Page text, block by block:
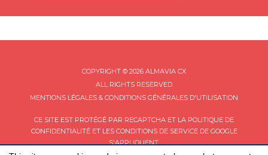
COPYRIGHT © 2026 ALMAVIA CX
ALL RIGHTS RESERVED
MENTIONS LÉGALES & CONDITIONS GÉNÉRALES D'UTILISATION
CE SITE EST PROTÉGÉ PAR RECAPTCHA ET LA POLITIQUE DE
CONFIDENTIALITÉET LES CONDITIONS DE SERVICEDE GOOGLE
S'APPLIQUENT.